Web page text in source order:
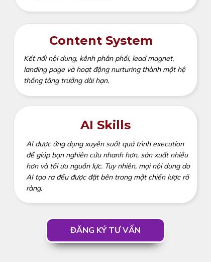
Content System
Kết nối nội dung, kênh phân phối, lead magnet,
landing page và hoạt động nurturing thành một hệ
thống tăng trưởng dài hạn.
AI Skills
AI được ứng dụng xuyên suốt quá trình execution
để giúp bạn nghiên cứu nhanh hơn, sản xuất nhiều
hơn và tối ưu nguồn lực. Tuy nhiên, mọi nội dung do
AI tạo ra đều được đặt bên trong một chiến lược rõ
ràng.
ĐĂNG KÝ TƯ VẤN